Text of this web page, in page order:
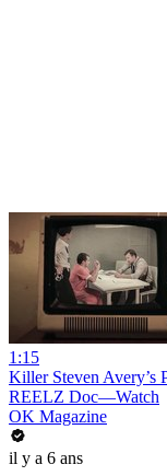
1:15
Killer Steven Avery’s
REELZ Doc—Watch
OK Magazine
il y a 6 ans